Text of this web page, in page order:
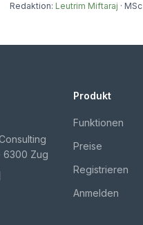
Redaktion: Leutrim Miftaraj ·
6300 Zug
Produkt
Funktionen
Preise
Registrieren
Anmelden